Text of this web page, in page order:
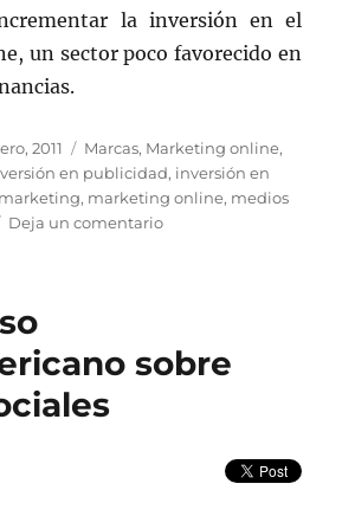
la inversión en el
un sector poco favorecido en
2011 Categorías
Marcas, Marketing online,
en publicidad, inversión en
marketing, marketing online, medios
Deja un comentarioen
España
sobre